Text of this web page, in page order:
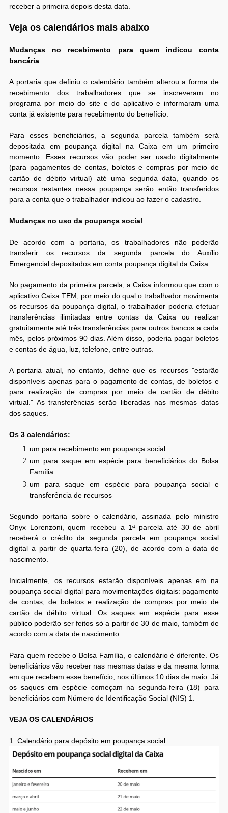
receber a primeira depois desta data.
Veja os calendários mais abaixo
Mudanças no recebimento para quem indicou conta
bancária
A portaria que definiu o calendário também alterou a forma de
recebimento dos trabalhadores que se inscreveram no
programa por meio do site e do aplicativo e informaram uma
conta já existente para recebimento do benefício.
Para esses beneficiários, a segunda parcela também será
depositada em poupança digital na Caixa em um primeiro
momento. Esses recursos vão poder ser usado digitalmente
(para pagamentos de contas, boletos e compras por meio de
cartão de débito virtual) até uma segunda data, quando os
recursos restantes nessa poupança serão então transferidos
para a conta que o trabalhador indicou ao fazer o cadastro.
Mudanças no uso da poupança social
De acordo com a portaria, os trabalhadores não poderão
transferir os recursos da segunda parcela do Auxílio
Emergencial depositados em conta poupança digital da Caixa.
No pagamento da primeira parcela, a Caixa informou que com o
aplicativo Caixa TEM, por meio do qual o trabalhador movimenta
os recursos da poupança digital, o trabalhador poderia efetuar
transferências ilimitadas entre contas da Caixa ou realizar
gratuitamente até três transferências para outros bancos a cada
mês, pelos próximos 90 dias. Além disso, poderia pagar boletos
e contas de água, luz, telefone, entre outras.
A portaria atual, no entanto, define que os recursos "estarão
disponíveis apenas para o pagamento de contas, de boletos e
para realização de compras por meio de cartão de débito
virtual." As transferências serão liberadas nas mesmas datas
dos saques.
Os 3 calendários:
um para recebimento em poupança social
um para saque em espécie para beneficiários do Bolsa
Família
um para saque em espécie para poupança social e
transferência de recursos
Segundo portaria sobre o calendário, assinada pelo ministro
Onyx Lorenzoni, quem recebeu a 1ª parcela até 30 de abril
receberá o crédito da segunda parcela em poupança social
digital a partir de quarta-feira (20), de acordo com a data de
nascimento.
Inicialmente, os recursos estarão disponíveis apenas em na
poupança social digital para movimentações digitais: pagamento
de contas, de boletos e realização de compras por meio de
cartão de débito virtual. Os saques em espécie para esse
público poderão ser feitos só a partir de 30 de maio, também de
acordo com a data de nascimento.
Para quem recebe o Bolsa Família, o calendário é diferente. Os
beneficiários vão receber nas mesmas datas e da mesma forma
em que recebem esse benefício, nos últimos 10 dias de maio. Já
os saques em espécie começam na segunda-feira (18) para
beneficiários com Número de Identificação Social (NIS) 1.
VEJA OS CALENDÁRIOS
1. Calendário para depósito em poupança social